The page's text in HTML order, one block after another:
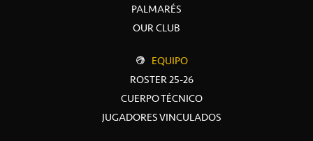
PALMARÉS
OUR CLUB
EQUIPO
ROSTER 25-26
CUERPO TÉCNICO
JUGADORES VINCULADOS